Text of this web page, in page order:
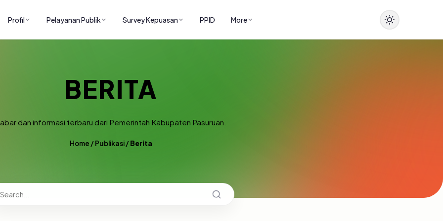
Profil Pelayanan Publik Survey Kepuasan PPID More
BERITA
dan informasi terbaru dari Pemerintah Kabupaten Pasuruan.
Home /Publikasi/Berita